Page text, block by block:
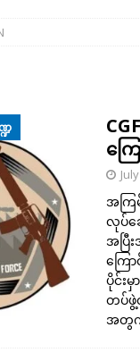
ဍ
ကြ
အကြ
လုပ်ဆ
အပြီ
ကြေ
ပိုင်း
တပ်ဖွဲ့
အတွ